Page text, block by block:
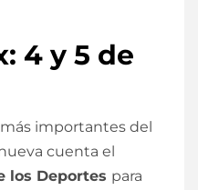
4 y 5 de
importantes del
cuenta el
los Deportes para